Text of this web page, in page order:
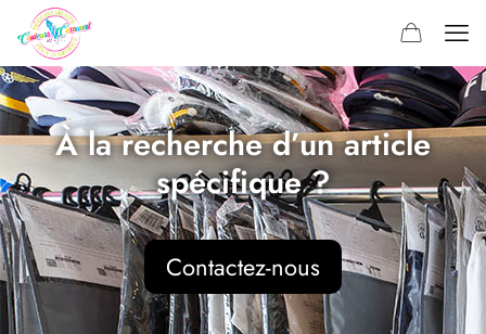
À la recherche d’un article
spécifique ?
Contactez-nous